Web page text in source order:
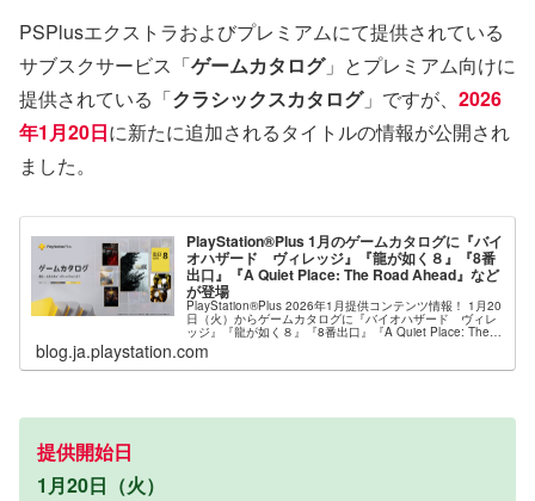
PSPlusエクストラおよびプレミアムにて提供されている
サブスクサービス「ゲームカタログ」とプレミアム向けに
提供されている「クラシックスカタログ」ですが、 2026
年1月20日に新たに追加されるタイトルの情報が公開され
ました。
PlayStation®Plus 1月のゲームカタログに『バイ
オハザード ヴィレッジ』『龍が如く８』『8番
出口』『A Quiet Place: The Road Ahead』など
が登場
PlayStation®Plus 2026年1月提供コンテンツ情報！ 1月20
日（火）からゲームカタログに『バイオハザード ヴィレ
ッジ』『龍が如く８』『8番出口』『A Quiet Place: The
Road Ahea
blog.ja.playstation.com
提供開始日
1月20日（火）